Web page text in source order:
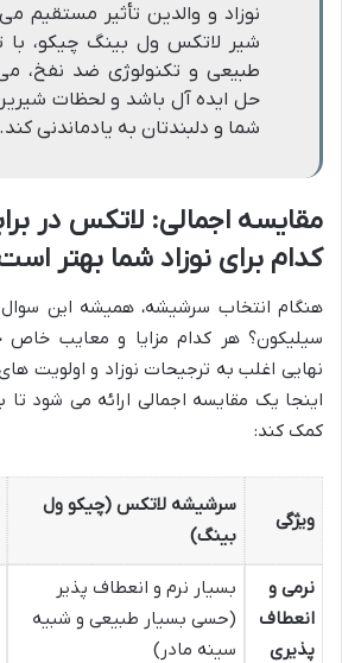
نوزاد و والدین تأثیر مستقیم
شیر لاتکس ول بینگ چیکو، با
طبیعی و تکنولوژی ضد نفخ، می
حل ایده آل باشد و لحظات شیرین
شما و دلبندتان به یادماندنی کند.
مقایسه اجمالی: لاتکس در
کدام برای نوزاد شما بهتر
هنگام انتخاب سرشیشه، همیشه این
سیلیکون؟ هر کدام مزایا و معایب خاص
نهایی اغلب به ترجیحات نوزاد و اولویت
اینجا یک مقایسه اجمالی ارائه می شود
کمک کند:
ویژگی
سرشیشه لاتکس (چیکو ول
بینگ)
نرمی و
انعطاف
پذیری
بسیار نرم و انعطاف پذیر
(حسی بسیار طبیعی و شبیه
سینه مادر)